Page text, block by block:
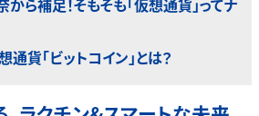
ら補足！そもそも「仮想通貨」ってナ
貨「ビットコイン」とは？